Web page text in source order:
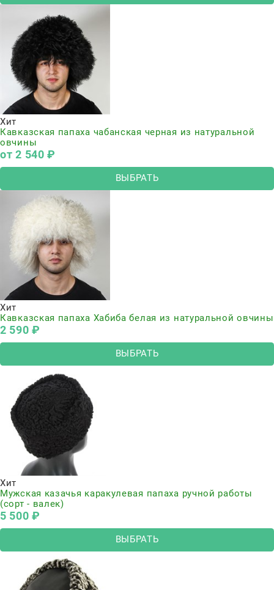
Хит
Кавказская папаха чабанская черная из натуральной
овчины
от2 540 ₽
ВЫБРАТЬ
Хит
Кавказская папаха Хабиба белая из натуральной овчины
2 590 ₽
ВЫБРАТЬ
Хит
Мужская казачья каракулевая папаха ручной работы
(сорт - валек)
5 500 ₽
ВЫБРАТЬ